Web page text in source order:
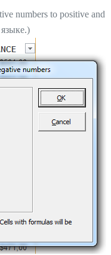
numbers to positive and